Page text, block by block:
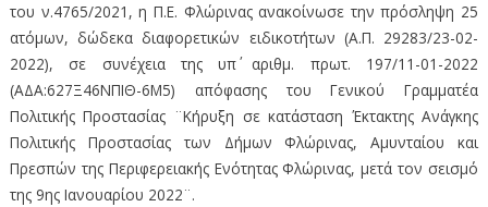
του ν.4765/2021, η Π.Ε. Φλώρινας ανακοίνωσε την πρόσληψη 25
ατόμων, δώδεκα διαφορετικών ειδικοτήτων (Α.Π. 29283/23-02-
2022), σε συνέχεια της υπ΄ αριθμ. πρωτ. 197/11-01-2022
(ΑΔΑ:627Ξ46ΝΠΙΘ-6Μ5) απόφασης του Γενικού Γραμματέα
Πολιτικής Προστασίας ¨Κήρυξη σε κατάσταση Έκτακτης Ανάγκης
Πολιτικής Προστασίας των Δήμων Φλώρινας, Αμυνταίου και
Πρεσπών της Περιφερειακής Ενότητας Φλώρινας, μετά τον σεισμό
της 9ης Ιανουαρίου 2022¨.